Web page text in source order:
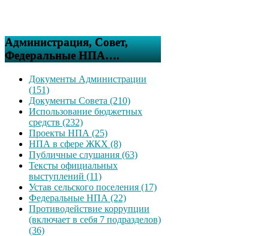
Администрация, Совет,
Федеральные НПА….
Документы Администрации
(151)
Документы Совета (210)
Использование бюджетных
средств (232)
Проекты НПА (25)
НПА в сфере ЖКХ (8)
Публичные слушания (63)
Тексты официальных
выступлений (11)
Устав сельского поселения (17)
Федеральные НПА (22)
Противодействие коррупции
(включает в себя 7 подразделов)
(36)